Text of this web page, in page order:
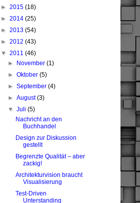
► 2015 (18)
► 2014 (25)
► 2013 (54)
► 2012 (43)
▼ 2011 (46)
►
November(1)
►Oktober(5)
►September(4)
►August(3)
▼Juli(5)
Nachricht an den
Buchhandel
Design zur Diskussion
gestellt
Begrenzte Qualität – aber
zackig!
Architekturvision braucht
Visualisierung
Test-Driven
Unterstanding